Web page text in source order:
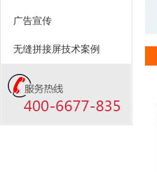
广告宣传
无缝拼接屏技术案例